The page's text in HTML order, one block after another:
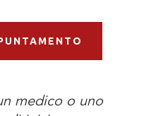
medico o uno